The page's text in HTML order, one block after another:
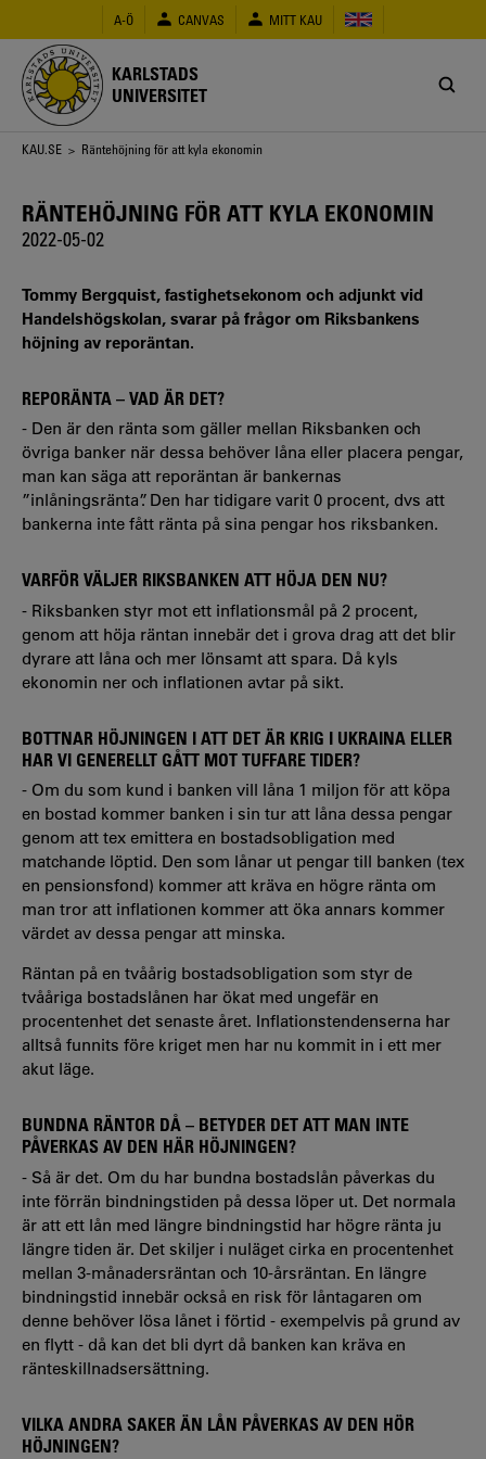
huvudinnehåll
A-Ö CANVAS MITT KAU
KARLSTADS
UNIVERSITET
Länkstig
KAU.SE > Räntehöjning för att kyla ekonomin
RÄNTEHÖJNING FÖR ATT KYLA EKONOMIN
2022-05-02
Tommy Bergquist, fastighetsekonom och adjunkt vid
Handelshögskolan, svarar på frågor om Riksbankens
höjning av reporäntan.
REPORÄNTA – VAD ÄR DET?
- Den är den ränta som gäller mellan Riksbanken och
övriga banker när dessa behöver låna eller placera pengar,
man kan säga att reporäntan är bankernas
”inlåningsränta”. Den har tidigare varit 0 procent, dvs att
bankerna inte fått ränta på sina pengar hos riksbanken.
VARFÖR VÄLJER RIKSBANKEN ATT HÖJA DEN NU?
- Riksbanken styr mot ett inflationsmål på 2 procent,
genom att höja räntan innebär det i grova drag att det blir
dyrare att låna och mer lönsamt att spara. Då kyls
ekonomin ner och inflationen avtar på sikt.
BOTTNAR HÖJNINGEN I ATT DET ÄR KRIG I UKRAINA ELLER
HAR VI GENERELLT GÅTT MOT TUFFARE TIDER?
- Om du som kund i banken vill låna 1 miljon för att köpa
en bostad kommer banken i sin tur att låna dessa pengar
genom att tex emittera en bostadsobligation med
matchande löptid. Den som lånar ut pengar till banken (tex
en pensionsfond) kommer att kräva en högre ränta om
man tror att inflationen kommer att öka annars kommer
värdet av dessa pengar att minska.
Räntan på en tvåårig bostadsobligation som styr de
tvååriga bostadslånen har ökat med ungefär en
procentenhet det senaste året. Inflationstendenserna har
alltså funnits före kriget men har nu kommit in i ett mer
akut läge.
BUNDNA RÄNTOR DÅ – BETYDER DET ATT MAN INTE
PÅVERKAS AV DEN HÄR HÖJNINGEN?
- Så är det. Om du har bundna bostadslån påverkas du
inte förrän bindningstiden på dessa löper ut. Det normala
är att ett lån med längre bindningstid har högre ränta ju
längre tiden är. Det skiljer i nuläget cirka en procentenhet
mellan 3-månadersräntan och 10-årsräntan. En längre
bindningstid innebär också en risk för låntagaren om
denne behöver lösa lånet i förtid - exempelvis på grund av
en flytt - då kan det bli dyrt då banken kan kräva en
ränteskillnadsersättning.
VILKA ANDRA SAKER ÄN LÅN PÅVERKAS AV DEN HÖR
HÖJNINGEN?